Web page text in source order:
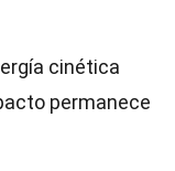
cinética
permanece